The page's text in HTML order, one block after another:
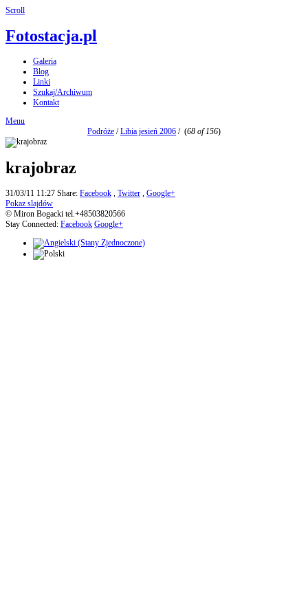
Scroll
Fotostacja.pl
Galeria
Blog
Linki
Szukaj/Archiwum
Kontakt
Menu
Podróże /Libia jesień 2006 / (68 of 156)
krajobraz
31/03/11 11:27 Share: Facebook , Twitter , Google+
Pokaz slajdów
© Miron Bogacki tel.+48503820566
Stay Connected: Facebook Google+